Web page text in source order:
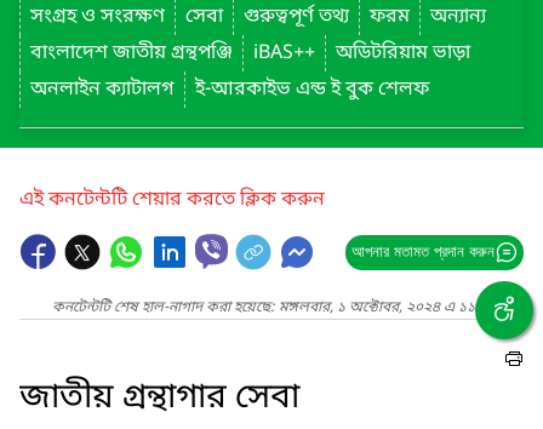
সংগ্রহ ও সংরক্ষণ
সেবা গুরুত্বপূর্ণ তথ্য ফরম
অন্যান্য
বাংলাদেশ জাতীয় গ্রন্থপঞ্জি
iBAS++
অডিটরিয়াম ভাড়া
অনলাইন ক্যাটালগ
ই-আরকাইভ এন্ড ই বুক শেলফ
এই কনটেন্টটি শেয়ার করতে ক্লিক করুন
আপনার মতামত প্রদান করুন
কনটেন্টটি শেষ হাল-নাগাদ করা হয়েছে: মঙ্গলবার, ১ অক্টোবর, ২০২৪ এ ১১:২১ PM
জাতীয় গ্রন্থাগার সেবা